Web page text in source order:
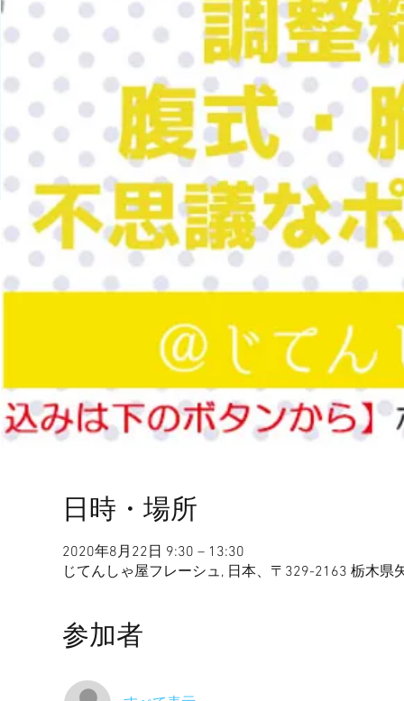
日時・場所
2020年8月22日 9:30 – 13:30
じてんしゃ屋フレーシュ, 日本、〒329-2163 栃木県
参加者